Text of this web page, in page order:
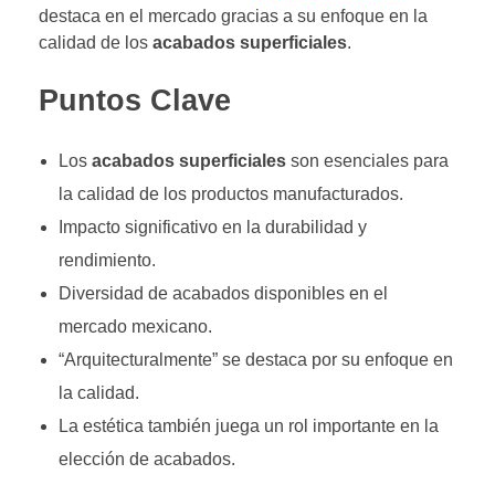
destaca en el mercado gracias a su enfoque en la
calidad de los acabados superficiales.
Puntos Clave
Los acabados superficialesson esenciales para
la calidad de los productos manufacturados.
Impacto significativo en la durabilidad y
rendimiento.
Diversidad de acabados disponibles en el
mercado mexicano.
“Arquitecturalmente” se destaca por su enfoque en
la calidad.
La estética también juega un rol importante en la
elección de acabados.